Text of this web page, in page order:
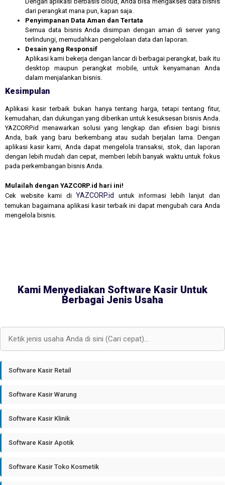
dari perangkat mana pun, kapan saja.
Penyimpanan Data Aman dan Tertata
Semua data bisnis Anda disimpan dengan aman di server yang
terlindungi, memudahkan pengelolaan data dan laporan.
Desain yang Responsif
Aplikasi kami bekerja dengan lancar di berbagai perangkat, baik itu
desktop maupun perangkat mobile, untuk kenyamanan Anda
dalam menjalankan bisnis.
Kesimpulan
Aplikasi kasir terbaik bukan hanya tentang harga, tetapi tentang fitur,
kemudahan, dan dukungan yang diberikan untuk kesuksesan bisnis Anda.
YAZCORP.id menawarkan solusi yang lengkap dan efisien bagi bisnis
Anda, baik yang baru berkembang atau sudah berjalan lama. Dengan
aplikasi kasir kami, Anda dapat mengelola transaksi, stok, dan laporan
dengan lebih mudah dan cepat, memberi lebih banyak waktu untuk fokus
pada perkembangan bisnis Anda.
Mulailah dengan YAZCORP.id hari ini!
Cek website kami di YAZCORP.id
untuk informasi lebih lanjut dan
temukan bagaimana aplikasi kasir terbaik ini dapat mengubah cara Anda
mengelola bisnis.
Kami Menyediakan Software Kasir Untuk
Berbagai Jenis Usaha
Software Kasir Retail
Software Kasir Warung
Software Kasir Klinik
Software Kasir Apotik
Software Kasir Toko Kosmetik